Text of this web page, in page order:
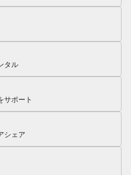
タル
サポート
シェア